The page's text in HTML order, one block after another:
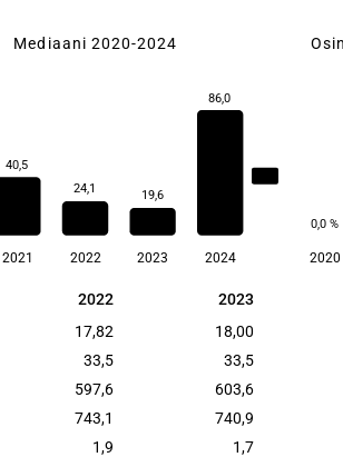
Mediaani 2020-2024
40,5
24,1
19,6
86,0
2021 2022 2023 2024
0,0 %
2020
2022 2023
2022 2023
17,82 18,00
33,5 33,5
597,6 603,6
743,1 740,9
1,9 1,7